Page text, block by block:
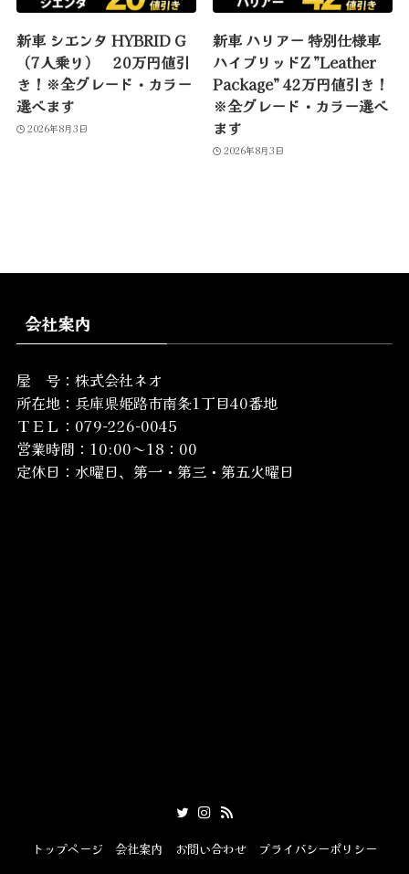
新車 シエンタ HYBRID G
（7人乗り） 20万円値引
き！※全グレード・カラー
選べます
2026年8月3日
新車 ハリアー 特別仕様車
ハイブリッドZ ”Leather
Package” 42万円値引き！
※全グレード・カラー選べ
ます
2026年8月3日
会社案内
屋 号：株式会社ネオ
所在地： 兵庫県姫路市南条1丁目40番地
ＴＥＬ：079-226-0045
営業時間：10:00～18：00
定休日：水曜日、第一・第三・第五火曜日
トップページ 会社案内 お問い合わせ プライバシーポリシー